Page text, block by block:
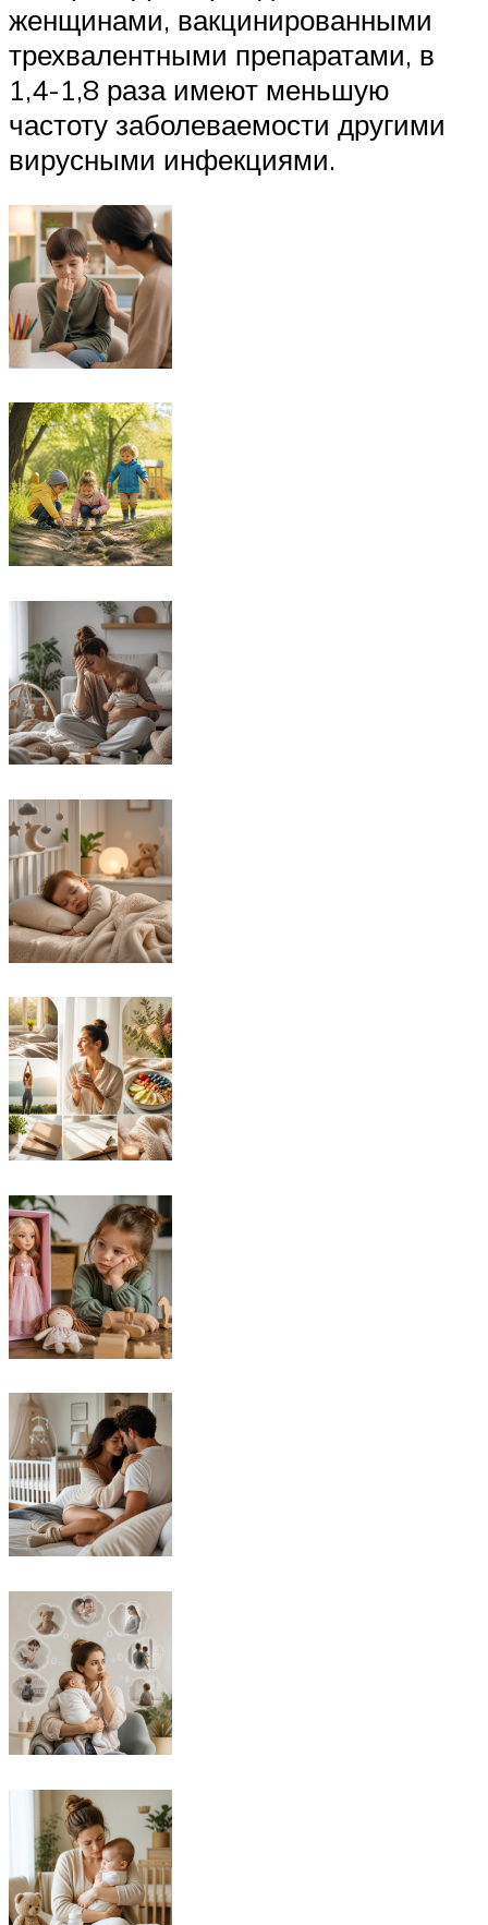
женщинами, вакцинированными
трехвалентными препаратами, в
1,4-1,8 раза имеют меньшую
частоту заболеваемости другими
вирусными инфекциями.